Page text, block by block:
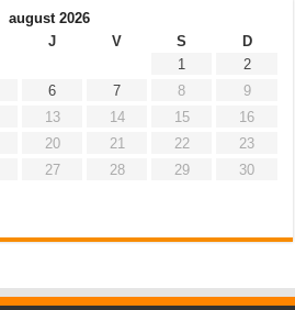
august 2026
J V S
D
1
2
6 7 8
9
13 14 15
16
20 21 22
23
27 28 29
30